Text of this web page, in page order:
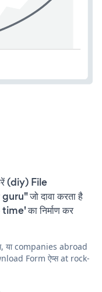
(diy) File
जो दावा करता है
का निर्माण कर
या companies abroad
Form ऐप्स at rock-